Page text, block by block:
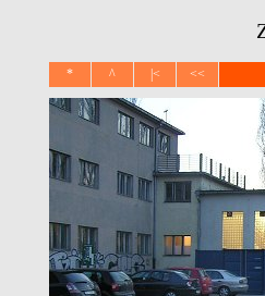
* ^ |< <<